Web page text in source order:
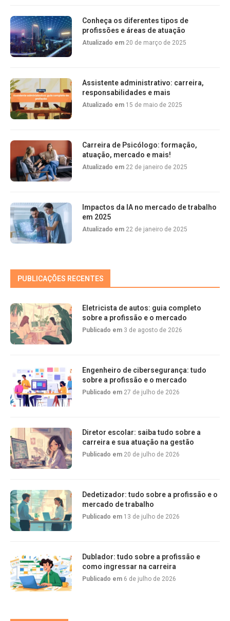
Conheça os diferentes tipos de
profissões e áreas de atuação
Atualizado em 20 de março de 2025
Assistente administrativo: carreira,
responsabilidades e mais
Atualizado em 15 de maio de 2025
Carreira de Psicólogo: formação,
atuação, mercado e mais!
Atualizado em 22 de janeiro de 2025
Impactos da IA no mercado de trabalho
em 2025
Atualizado em 22 de janeiro de 2025
PUBLICAÇÕES RECENTES
Eletricista de autos: guia completo
sobre a profissão e o mercado
Publicado em 3 de agosto de 2026
Engenheiro de cibersegurança: tudo
sobre a profissão e o mercado
Publicado em 27 de julho de 2026
Diretor escolar: saiba tudo sobre a
carreira e sua atuação na gestão
Publicado em 20 de julho de 2026
Dedetizador: tudo sobre a profissão e o
mercado de trabalho
Publicado em 13 de julho de 2026
Dublador: tudo sobre a profissão e
como ingressar na carreira
Publicado em 6 de julho de 2026